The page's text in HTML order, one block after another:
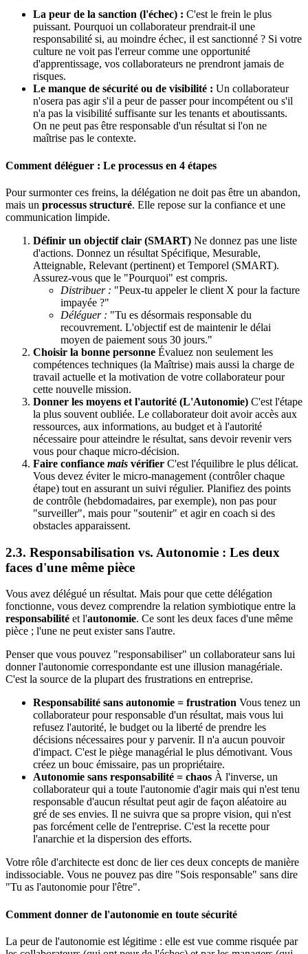
La peur de la sanction (l'échec) : C'est le frein le plus
puissant. Pourquoi un collaborateur prendrait-il une
responsabilité si, au moindre échec, il est sanctionné ? Si votre
culture ne voit pas l'erreur comme une opportunité
d'apprentissage, vos collaborateurs ne prendront jamais de
risques.
Le manque de sécurité ou de visibilité : Un collaborateur
n'osera pas agir s'il a peur de passer pour incompétent ou s'il
n'a pas la visibilité suffisante sur les tenants et aboutissants.
On ne peut pas être responsable d'un résultat si l'on ne
maîtrise pas le contexte.
Comment déléguer : Le processus en 4 étapes
Pour surmonter ces freins, la délégation ne doit pas être un abandon,
mais un processus structuré. Elle repose sur la confiance et une
communication limpide.
Définir un objectif clair (SMART) Ne donnez pas une liste
d'actions. Donnez un résultat Spécifique, Mesurable,
Atteignable, Relevant (pertinent) et Temporel (SMART).
Assurez-vous que le "Pourquoi" est compris.
Distribuer : "Peux-tu appeler le client X pour la facture
impayée ?"
Déléguer : "Tu es désormais responsable du
recouvrement. L'objectif est de maintenir le délai
moyen de paiement sous 30 jours."
Choisir la bonne personne Évaluez non seulement les
compétences techniques (la Maîtrise) mais aussi la charge de
travail actuelle et la motivation de votre collaborateur pour
cette nouvelle mission.
Donner les moyens et l'autorité (L'Autonomie) C'est l'étape
la plus souvent oubliée. Le collaborateur doit avoir accès aux
ressources, aux informations, au budget et à l'autorité
nécessaire pour atteindre le résultat, sans devoir revenir vers
vous pour chaque micro-décision.
Faire confiance mais vérifier C'est l'équilibre le plus délicat.
Vous devez éviter le micro-management (contrôler chaque
étape) tout en assurant un suivi régulier. Planifiez des points
de contrôle (hebdomadaires, par exemple), non pas pour
"surveiller", mais pour "soutenir" et agir en coach si des
obstacles apparaissent.
2.3. Responsabilisation vs. Autonomie : Les deux
faces d'une même pièce
Vous avez délégué un résultat. Mais pour que cette délégation
fonctionne, vous devez comprendre la relation symbiotique entre la
responsabilité et l'autonomie. Ce sont les deux faces d'une même
pièce ; l'une ne peut exister sans l'autre.
Penser que vous pouvez "responsabiliser" un collaborateur sans lui
donner l'autonomie correspondante est une illusion managériale.
C'est la source de la plupart des frustrations en entreprise.
Responsabilité sans autonomie = frustration Vous tenez un
collaborateur pour responsable d'un résultat, mais vous lui
refusez l'autorité, le budget ou la liberté de prendre les
décisions nécessaires pour y parvenir. Il n'a aucun pouvoir
d'impact. C'est le piège managérial le plus démotivant. Vous
créez un bouc émissaire, pas un propriétaire.
Autonomie sans responsabilité = chaos À l'inverse, un
collaborateur qui a toute l'autonomie d'agir mais qui n'est tenu
responsable d'aucun résultat peut agir de façon aléatoire au
gré de ses envies. Il ne suivra que sa propre vision, qui n'est
pas forcément celle de l'entreprise. C'est la recette pour
l'anarchie et la dispersion des efforts.
Votre rôle d'architecte est donc de lier ces deux concepts de manière
indissociable. Vous ne pouvez pas dire "Sois responsable" sans dire
"Tu as l'autonomie pour l'être".
Comment donner de l'autonomie en toute sécurité
La peur de l'autonomie est légitime : elle est vue comme risquée par